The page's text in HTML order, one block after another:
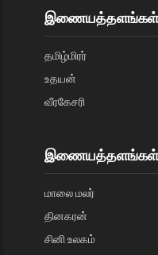
தமிழ்மிரர்
உதயன்
வீரகேசரி
மாலை மலர்
தினகரன்
சினி உலகம்